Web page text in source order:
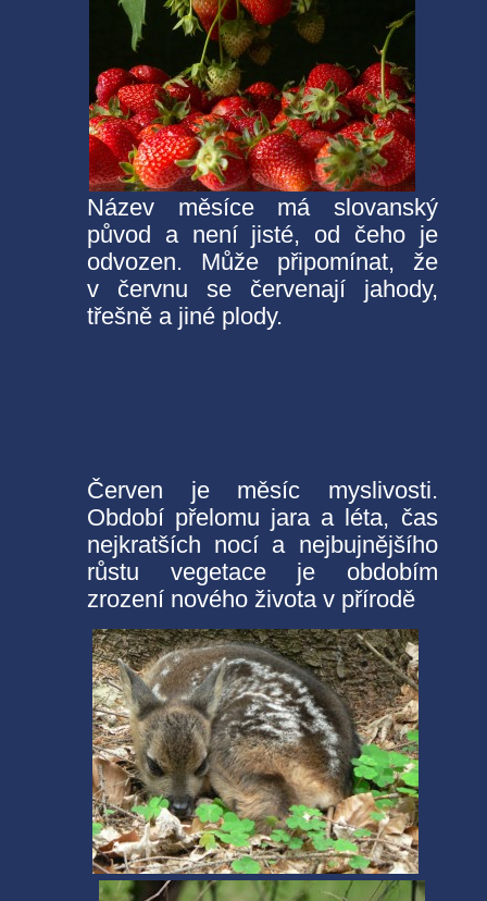
Název měsíce má slovanský
původ a není jisté, od čeho je
odvozen. Může připomínat, že
v červnu se červenají jahody,
třešně a jiné plody.
Červen je měsíc myslivosti.
Období přelomu jara a léta, čas
nejkratších nocí a nejbujnějšího
růstu vegetace je obdobím
zrození nového života v přírodě